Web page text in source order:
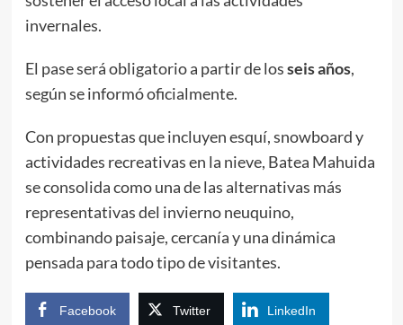
invernales.
El pase será obligatorio a partir de losseis años,
según se informó oficialmente.
Con propuestas que incluyen esquí, snowboard y
actividades recreativas en la nieve, Batea Mahuida
se consolida como una de las alternativas más
representativas del invierno neuquino,
combinando paisaje, cercanía y una dinámica
pensada para todo tipo de visitantes.
Facebook Twitter LinkedIn